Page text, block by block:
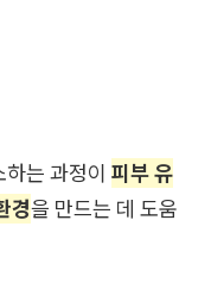
는 과정이 피부 유
경을 만드는 데 도움